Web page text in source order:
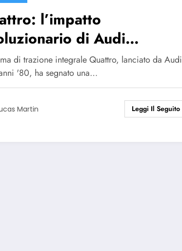
l’impatto
di Audi
automobilistica
di trazione integrale Quattro, lanciato da Audi
'80, ha segnato una…
Martin Leggi Il Seguito